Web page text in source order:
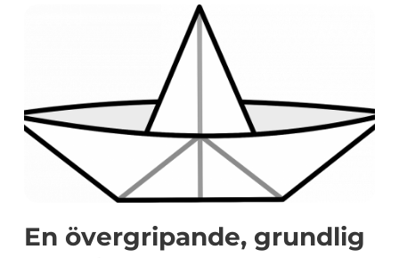
En övergripande, grundlig